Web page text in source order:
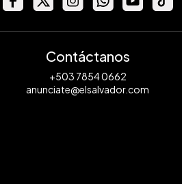
Contáctanos
+503 7854 0662
anunciate@elsalvador.com